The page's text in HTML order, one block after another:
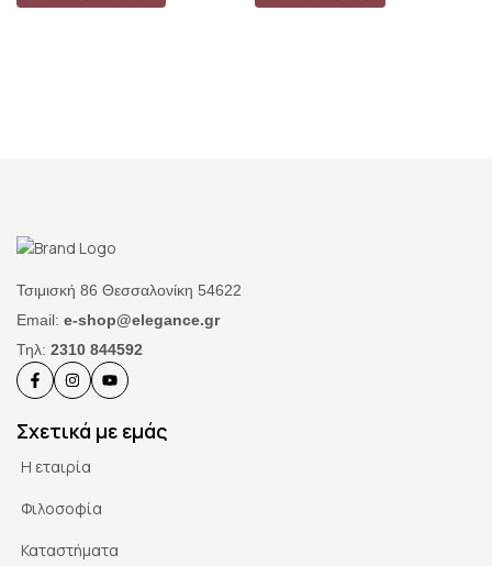
Τσιμισκή 86 Θεσσαλονίκη 54622
Email: e-shop@elegance.gr
Τηλ: 2310 844592
Σχετικά με εμάς
Η εταιρία
Φιλοσοφία
Καταστήματα